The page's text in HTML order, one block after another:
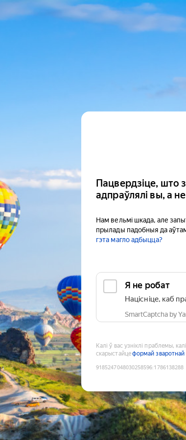
Пацвердзіце, што
адпраўлялі вы, а
Нам вельмі шкада, але
прылады падобныя да
гэта магло адбыцца?
Я не робат
Націсніце, каб
SmartCaptcha by
Калі ў вас узніклі праблемы,
скарыстайцеформай зваротнай
9185247048030258596:1786138288